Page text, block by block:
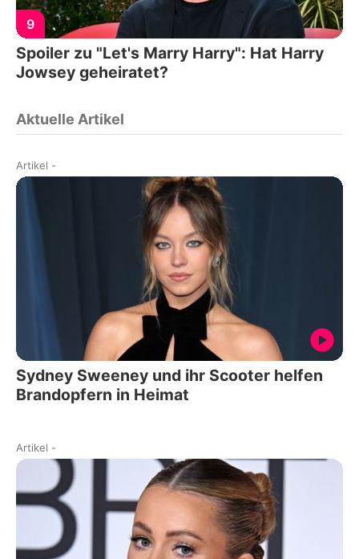
9
Spoiler zu "Let's Marry Harry": Hat Harry
Jowsey geheiratet?
Aktuelle Artikel
Artikel -
Sydney Sweeney und ihr Scooter helfen
Brandopfern in Heimat
Artikel -